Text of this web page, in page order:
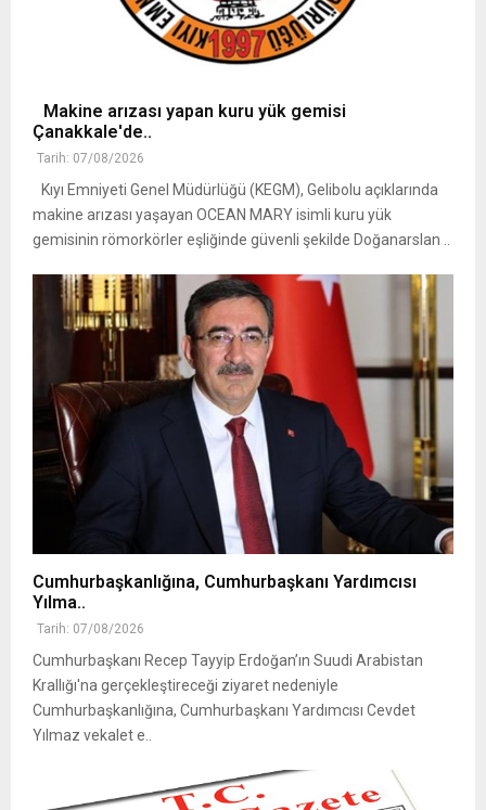
Makine arızası yapan kuru yük gemisi
Çanakkale'de..
Tarih: 07/08/2026
Kıyı Emniyeti Genel Müdürlüğü (KEGM), Gelibolu açıklarında
makine arızası yaşayan OCEAN MARY isimli kuru yük
gemisinin römorkörler eşliğinde güvenli şekilde Doğanarslan ..
Cumhurbaşkanlığına, Cumhurbaşkanı Yardımcısı
Yılma..
Tarih: 07/08/2026
Cumhurbaşkanı Recep Tayyip Erdoğan’ın Suudi Arabistan
Krallığı'na gerçekleştireceği ziyaret nedeniyle
Cumhurbaşkanlığına, Cumhurbaşkanı Yardımcısı Cevdet
Yılmaz vekalet e..